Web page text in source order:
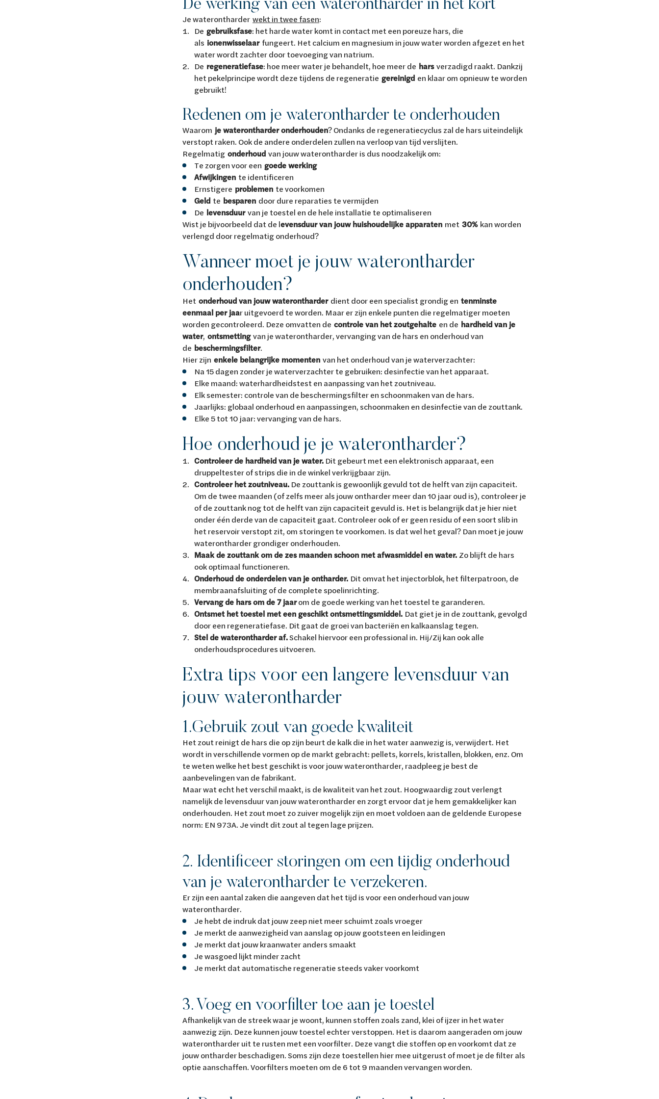
Je waterontharder wekt in twee fasen:
De gebruiksfase: het harde water komt in contact met een poreuze hars, die
als ionenwisselaarfungeert. Het calcium en magnesium in jouw water worden afgezet en het
water wordt zachter door toevoeging van natrium.
De regeneratiefase: hoe meer water je behandelt, hoe meer de harsverzadigd raakt. Dankzij
het pekelprincipe wordt deze tijdens de regeneratie gereinigd en klaar om opnieuw te worden
gebruikt!
Redenen om je waterontharder te onderhouden
Waarom je waterontharder onderhouden? Ondanks de regeneratiecyclus zal de hars uiteindelijk
verstopt raken. Ook de andere onderdelen zullen na verloop van tijd verslijten.
Regelmatig onderhoud van jouw waterontharder is dus noodzakelijk om:
Te zorgen voor een goede werking
Afwijkingen te identificeren
Ernstigere problemen te voorkomen
Geld te besparen door dure reparaties te vermijden
De levensduurvan je toestel en de hele installatie te optimaliseren
Wist je bijvoorbeeld dat de levensduur van jouw huishoudelijke apparaten met 30%kan worden
verlengd door regelmatig onderhoud?
Wanneer moet je jouw waterontharder
onderhouden?
Het onderhoud van jouw waterontharderdient door een specialist grondig en tenminste
eenmaal per jaar uitgevoerd te worden. Maar er zijn enkele punten die regelmatiger moeten
worden gecontroleerd. Deze omvatten de controle van het zoutgehalte en de hardheid van je
water, ontsmettingvan je waterontharder, vervanging van de hars en onderhoud van
de beschermingsfilter.
Hier zijn enkele belangrijke momenten van het onderhoud van je waterverzachter:
Na 15 dagen zonder je waterverzachter te gebruiken: desinfectie van het apparaat.
Elke maand: waterhardheidstest en aanpassing van het zoutniveau.
Elk semester: controle van de beschermingsfilter en schoonmaken van de hars.
Jaarlijks: globaal onderhoud en aanpassingen, schoonmaken en desinfectie van de zouttank.
Elke 5 tot 10 jaar: vervanging van de hars.
Hoe onderhoud je je waterontharder?
Controleer de hardheid van je water. Dit gebeurt met een elektronisch apparaat, een
druppeltester of strips die in de winkel verkrijgbaar zijn.
Controleer het zoutniveau. De zouttank is gewoonlijk gevuld tot de helft van zijn capaciteit.
Om de twee maanden (of zelfs meer als jouw ontharder meer dan 10 jaar oud is), controleer je
of de zouttank nog tot de helft van zijn capaciteit gevuld is. Het is belangrijk dat je hier niet
onder één derde van de capaciteit gaat. Controleer ook of er geen residu of een soort slib in
het reservoir verstopt zit, om storingen te voorkomen. Is dat wel het geval? Dan moet je jouw
waterontharder grondiger onderhouden.
Maak de zouttank om de zes maanden schoon met afwasmiddel en water. Zo blijft de hars
ook optimaal functioneren.
Onderhoud de onderdelen van je ontharder. Dit omvat het injectorblok, het filterpatroon, de
membraanafsluiting of de complete spoelinrichting.
Vervang de hars om de 7 jaarom de goede werking van het toestel te garanderen.
Ontsmet het toestel met een geschikt ontsmettingsmiddel. Dat giet je in de zouttank, gevolgd
door een regeneratiefase. Dit gaat de groei van bacteriën en kalkaanslag tegen.
Stel de waterontharder af.Schakel hiervoor een professional in. Hij/Zij kan ook alle
onderhoudsprocedures uitvoeren.
Extra tips voor een langere levensduur van
jouw waterontharder
1.Gebruik zout van goede kwaliteit
Het zout reinigt de hars die op zijn beurt de kalk die in het water aanwezig is, verwijdert. Het
wordt in verschillende vormen op de markt gebracht: pellets, korrels, kristallen, blokken, enz. Om
te weten welke het best geschikt is voor jouw waterontharder, raadpleeg je best de
aanbevelingen van de fabrikant.
Maar wat echt het verschil maakt, is de kwaliteit van het zout. Hoogwaardig zout verlengt
namelijk de levensduur van jouw waterontharder en zorgt ervoor dat je hem gemakkelijker kan
onderhouden. Het zout moet zo zuiver mogelijk zijn en moet voldoen aan de geldende Europese
norm: EN 973A. Je vindt dit zout al tegen lage prijzen.
2. Identificeer storingen om een tijdig onderhoud
van je waterontharder te verzekeren.
Er zijn een aantal zaken die aangeven dat het tijd is voor een onderhoud van jouw
waterontharder.
Je hebt de indruk dat jouw zeep niet meer schuimt zoals vroeger
Je merkt de aanwezigheid van aanslag op jouw gootsteen en leidingen
Je merkt dat jouw kraanwater anders smaakt
Je wasgoed lijkt minder zacht
Je merkt dat automatische regeneratie steeds vaker voorkomt
3. Voeg en voorfilter toe aan je toestel
Afhankelijk van de streek waar je woont, kunnen stoffen zoals zand, klei of ijzer in het water
aanwezig zijn. Deze kunnen jouw toestel echter verstoppen. Het is daarom aangeraden om jouw
waterontharder uit te rusten met een voorfilter. Deze vangt die stoffen op en voorkomt dat ze
jouw ontharder beschadigen. Soms zijn deze toestellen hier mee uitgerust of moet je de filter als
optie aanschaffen. Voorfilters moeten om de 6 tot 9 maanden vervangen worden.